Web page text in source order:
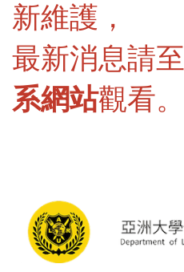
新維護，
最新消息請至
系網站觀看。